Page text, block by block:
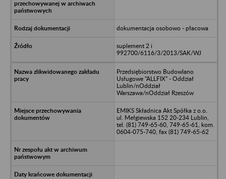
dokumentacja osobowo - płacowa
suplement 2 i
992700/6116/3/2013/SAK/WJ
Przedsiębiorstwo Budowlano
Usługowe "ALLFIX" - Oddział
Lublin/nOddział
Warszawa/nOddział Rzeszów
EMIKS Składnica Akt Spółka z o.o.
ul. Mełgiewska 152 20-234 Lublin,
tel. (81) 749-65-60, 749-65-61, kom.
0604-075-740, fax (81) 749-65-62